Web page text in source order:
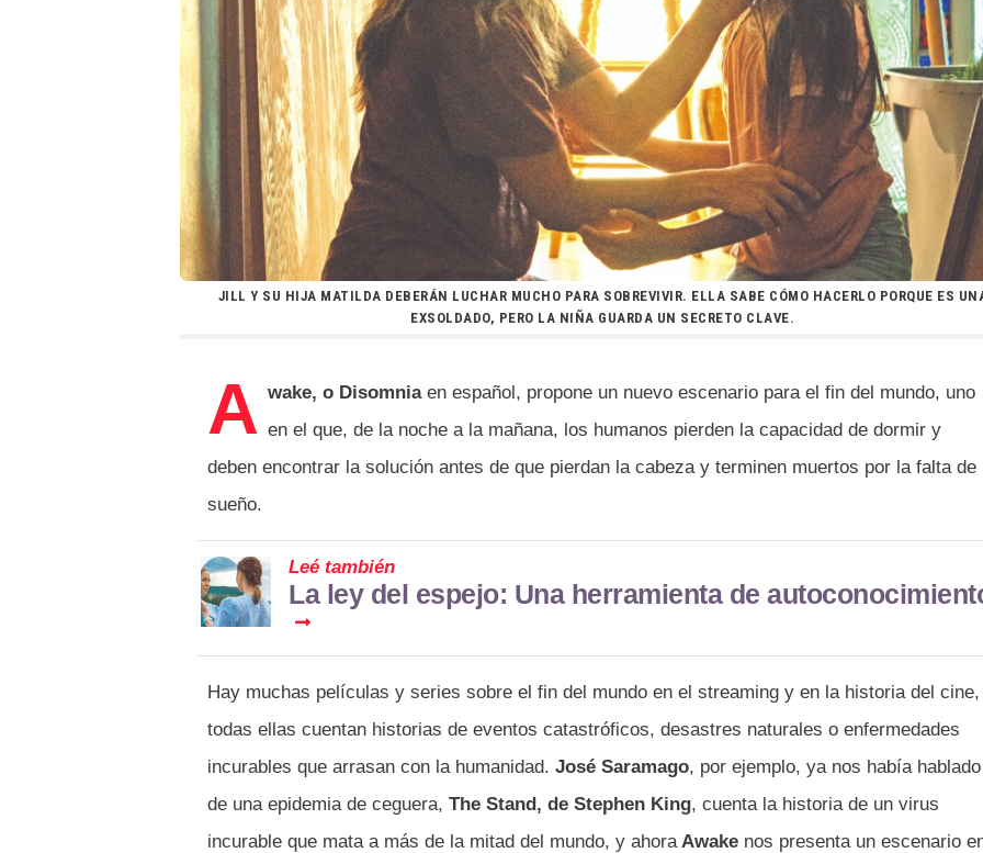
JILL Y SU HIJA MATILDA DEBERÁN LUCHAR MUCHO PARA SOBREVIVIR. ELLA SABE CÓMO HACERLO PORQUE ES
EXSOLDADO, PERO LA NIÑA GUARDA UN SECRETO CLAVE.
A wake, o Disomniaen español, propone un nuevo escenario para el fin del mundo, uno
en el que, de la noche a la mañana, los humanos pierden la capacidad de dormir y
deben encontrar la solución antes de que pierdan la cabeza y terminen muertos por la falta de
sueño.
Leé también
La ley del espejo: Una herramienta de
Hay muchas películas y series sobre el fin del mundo en el streaming y en la historia del cine,
todas ellas cuentan historias de eventos catastróficos, desastres naturales o enfermedades
incurables que arrasan con la humanidad. José Saramago, por ejemplo, ya nos había hablado
de una epidemia de ceguera, The Stand, de Stephen King, cuenta la historia de un virus
incurable que mata a más de la mitad del mundo, y ahoraAwake nos presenta un escenario